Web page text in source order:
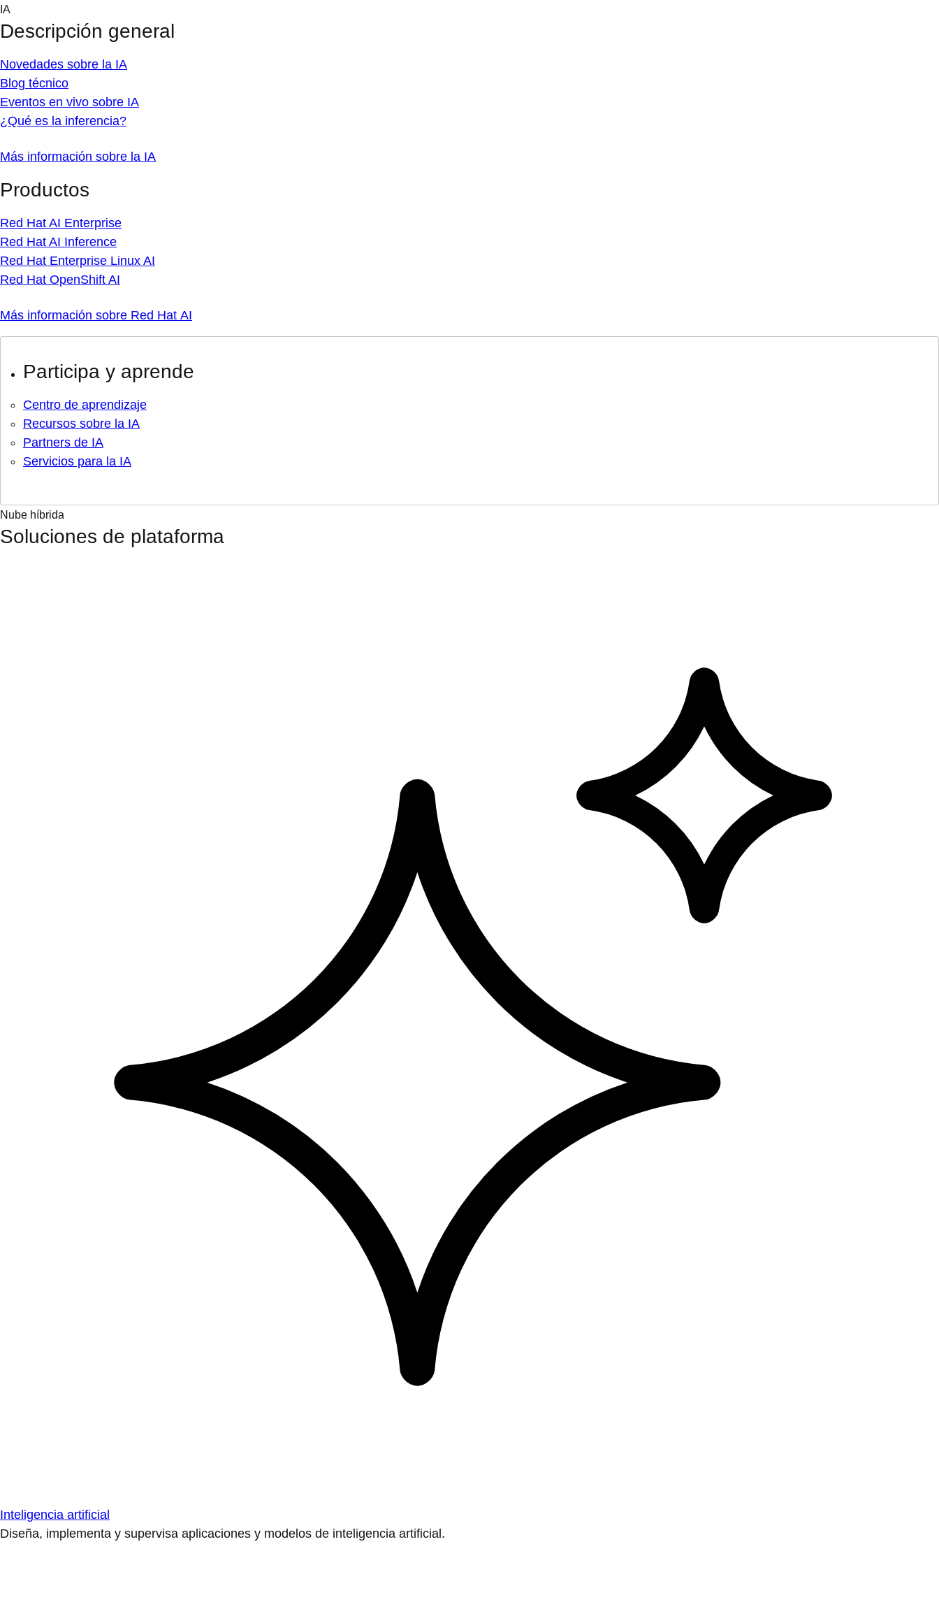
Skip
content
IA
Descripción general
Novedades sobre la IA
Blog técnico
Eventos en vivo sobre IA
¿Qué es la inferencia?
Más información sobre la IA
Productos
Red Hat AI Enterprise
Red Hat AI Inference
Red Hat Enterprise Linux AI
Red Hat OpenShift AI
Más información sobre Red Hat AI
Participa y aprende
Centro de aprendizaje
Recursos sobre la IA
Partners de IA
Servicios para la IA
Nube híbrida
Soluciones de plataforma
Inteligencia artificial
Diseña, implementa y supervisa aplicaciones y modelos de inteligencia artificial.